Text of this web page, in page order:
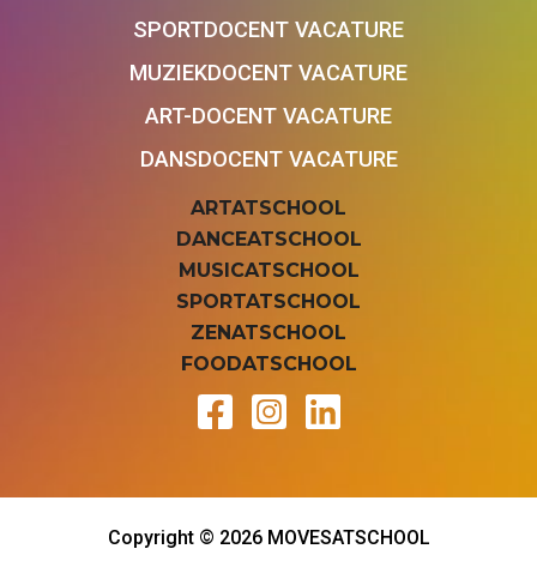
SPORTDOCENT VACATURE
MUZIEKDOCENT VACATURE
ART-DOCENT VACATURE
DANSDOCENT VACATURE
ARTATSCHOOL
DANCEATSCHOOL
MUSICATSCHOOL
SPORTATSCHOOL
ZENATSCHOOL
FOODATSCHOOL
Copyright © 2026 MOVESATSCHOOL